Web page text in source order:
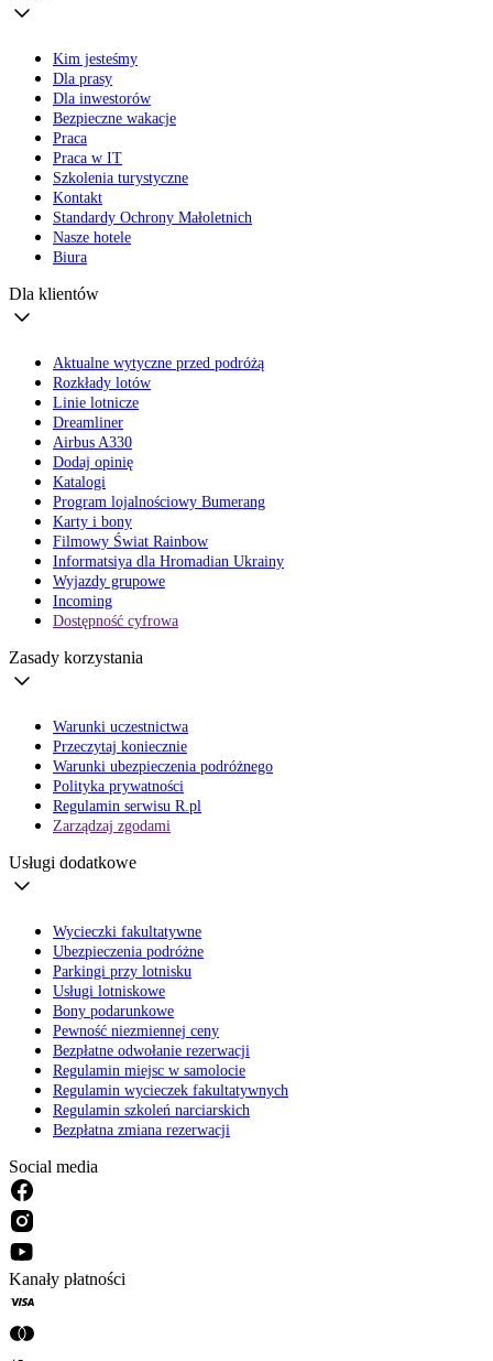
Kim jesteśmy
Dla prasy
Dla inwestorów
Bezpieczne wakacje
Praca
Praca w IT
Szkolenia turystyczne
Kontakt
Standardy Ochrony Małoletnich
Nasze hotele
Biura
Dla klientów
Aktualne wytyczne przed podróżą
Rozkłady lotów
Linie lotnicze
Dreamliner
Airbus A330
Dodaj opinię
Katalogi
Program lojalnościowy Bumerang
Karty i bony
Filmowy Świat Rainbow
Informatsiya dla Hromadian Ukrainy
Wyjazdy grupowe
Incoming
Dostępność cyfrowa
Zasady korzystania
Warunki uczestnictwa
Przeczytaj koniecznie
Warunki ubezpieczenia podróżnego
Polityka prywatności
Regulamin serwisu R.pl
Zarządzaj zgodami
Usługi dodatkowe
Wycieczki fakultatywne
Ubezpieczenia podróżne
Parkingi przy lotnisku
Usługi lotniskowe
Bony podarunkowe
Pewność niezmiennej ceny
Bezpłatne odwołanie rezerwacji
Regulamin miejsc w samolocie
Regulamin wycieczek fakultatywnych
Regulamin szkoleń narciarskich
Bezpłatna zmiana rezerwacji
Social media
Kanały płatności